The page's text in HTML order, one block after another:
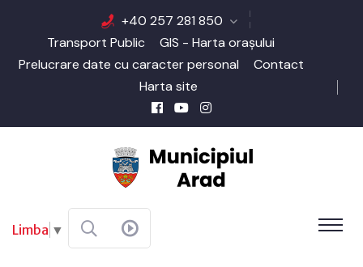
+40 257 281 850
Transport Public
GIS - Harta orașului
Prelucrare date cu caracter personal
Contact
Harta site
Limba ▼